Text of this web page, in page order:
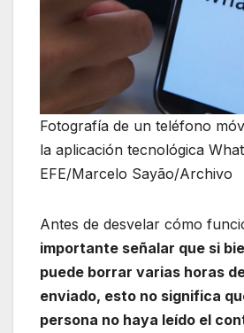
Fotografía de un teléfono
la aplicación tecnológica
EFE/Marcelo Sayão/Archivo
Antes de desvelar cómo
importante señalar que si
puede borrar varias horas
enviado, esto no significa
persona no haya leído el